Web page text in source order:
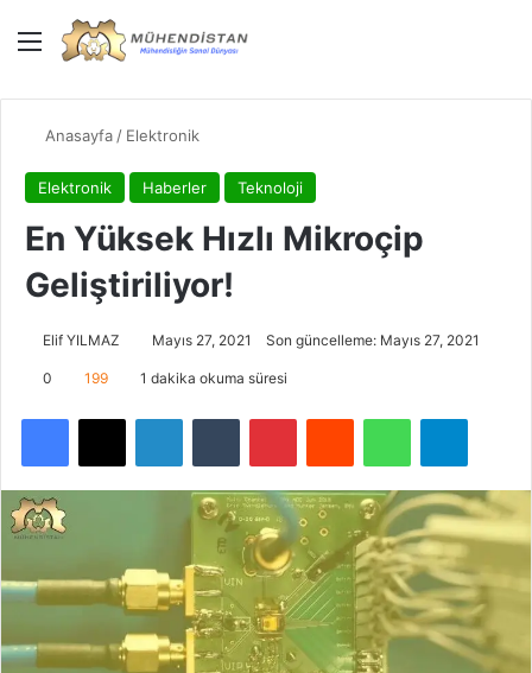
Menü
Anasayfa / Elektronik
Elektronik Haberler Teknoloji
En Yüksek Hızlı Mikroçip
Geliştiriliyor!
Elif YILMAZ Mayıs 27, 2021 Son güncelleme: Mayıs 27, 2021
0 199 1 dakika okuma süresi
Facebook
X LinkedInTumblr PinterestReddit WhatsApp